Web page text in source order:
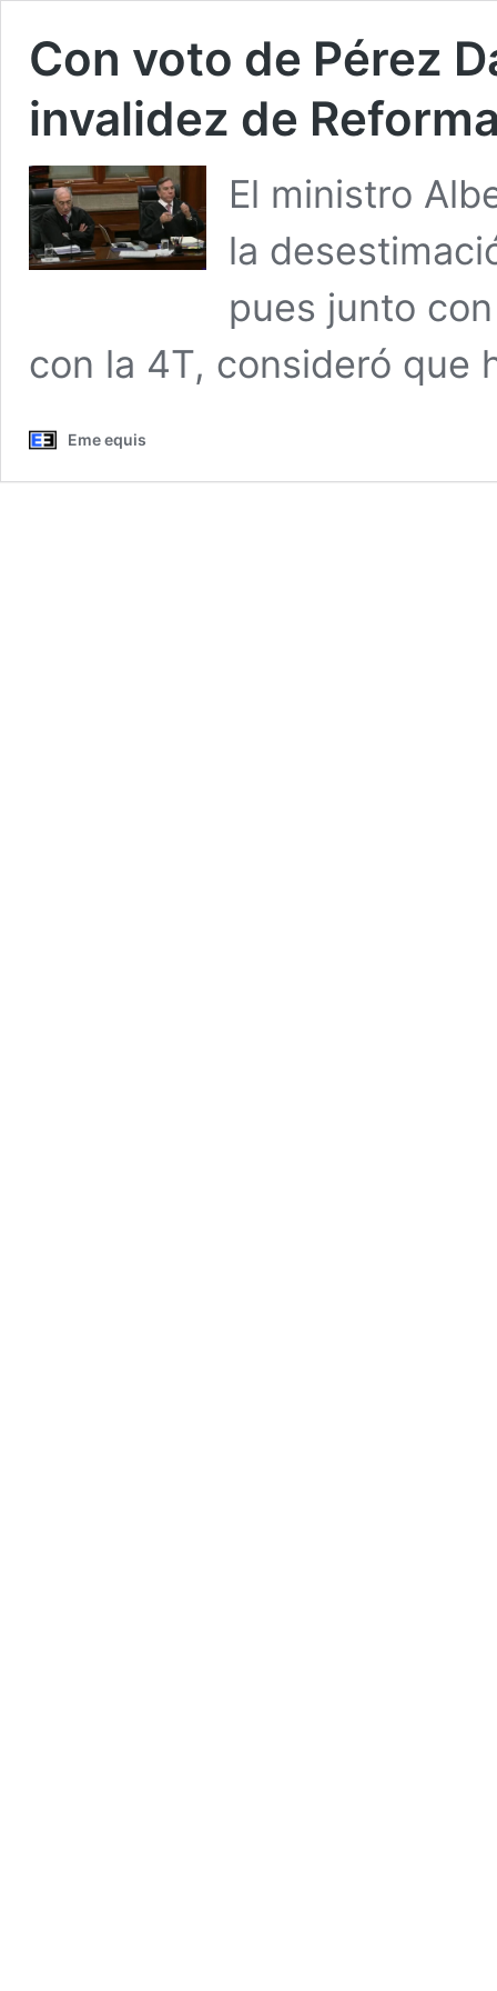
Con voto de Pérez
invalidez de
El ministro
la
pues junto
con la 4T, consideró que
Eme equis